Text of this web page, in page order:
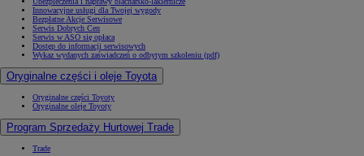
Innowacyjne usługi dla Twojej wygody
Bezpłatne Akcje Serwisowe
Serwis Dobrych Cen
Serwis w ASO się opłaca
Dostęp do informacji serwisowych
Wykaz wydanych zaświadczeń o odbytym szkoleniu (pdf)
Oryginalne części i oleje Toyota
Oryginalne części Toyoty
Oryginalne oleje Toyoty
Program Sprzedaży Hurtowej Trade
Trade